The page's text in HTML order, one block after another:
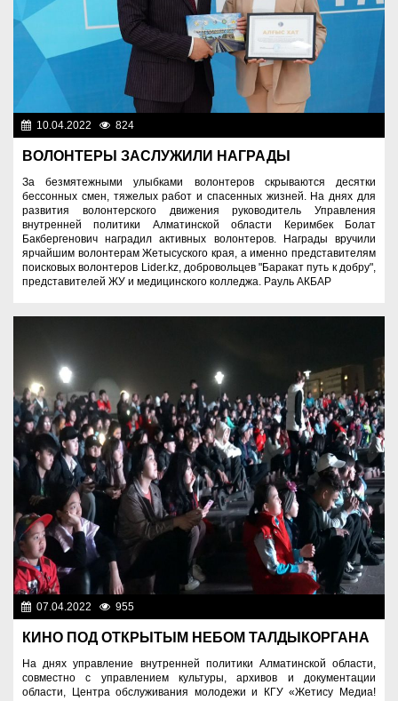
10.04.2022 824
ВОЛОНТЕРЫ ЗАСЛУЖИЛИ НАГРАДЫ
За безмятежными улыбками волонтеров скрываются десятки
бессонных смен, тяжелых работ и спасенных жизней. На днях для
развития волонтерского движения руководитель Управления
внутренней политики Алматинской области Керимбек Болат
Бакбергенович наградил активных волонтеров. Награды вручили
ярчайшим волонтерам Жетысуского края, а именно представителям
поисковых волонтеров Lider.kz, добровольцев "Баракат путь к добру",
представителей ЖУ и медицинского колледжа. Рауль АКБАР
07.04.2022 955
КИНО ПОД ОТКРЫТЫМ НЕБОМ ТАЛДЫКОРГАНА
На днях управление внутренней политики Алматинской области,
совместно с управлением культуры, архивов и документации
области, Центра обслуживания молодежи и КГУ «Жетису Медиа!